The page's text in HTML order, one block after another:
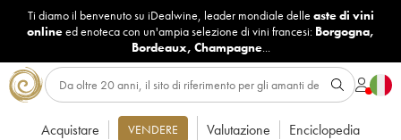
Ti diamo il benvenuto su iDealwine, leader mondiale delle aste di vini
onlineed enoteca con un'ampia selezione di vini francesi: Borgogna,
Bordeaux, Champagne...
Acquistare VENDERE Valutazione Enciclopedia